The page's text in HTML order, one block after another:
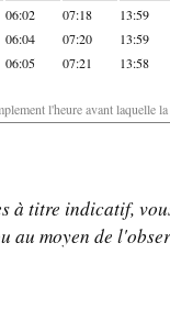
06:02 07:18 13:59
06:04 07:20 13:59
06:05 07:21 13:58
l'heure avant laquelle
à titre indicatif,
au moyen de